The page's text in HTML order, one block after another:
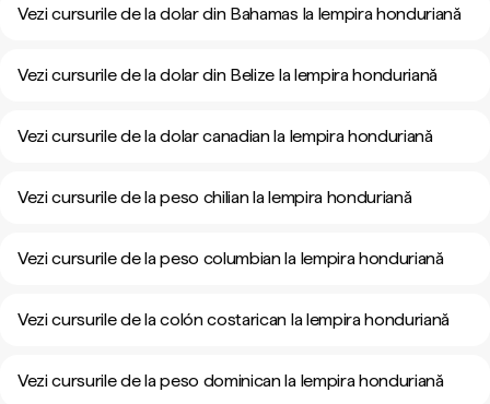
Vezi cursurile de la dolar din Bahamas la lempira honduriană
Vezi cursurile de la dolar din Belize la lempira honduriană
Vezi cursurile de la dolar canadian la lempira honduriană
Vezi cursurile de la peso chilian la lempira honduriană
Vezi cursurile de la peso columbian la lempira honduriană
Vezi cursurile de la colón costarican la lempira honduriană
Vezi cursurile de la peso dominican la lempira honduriană